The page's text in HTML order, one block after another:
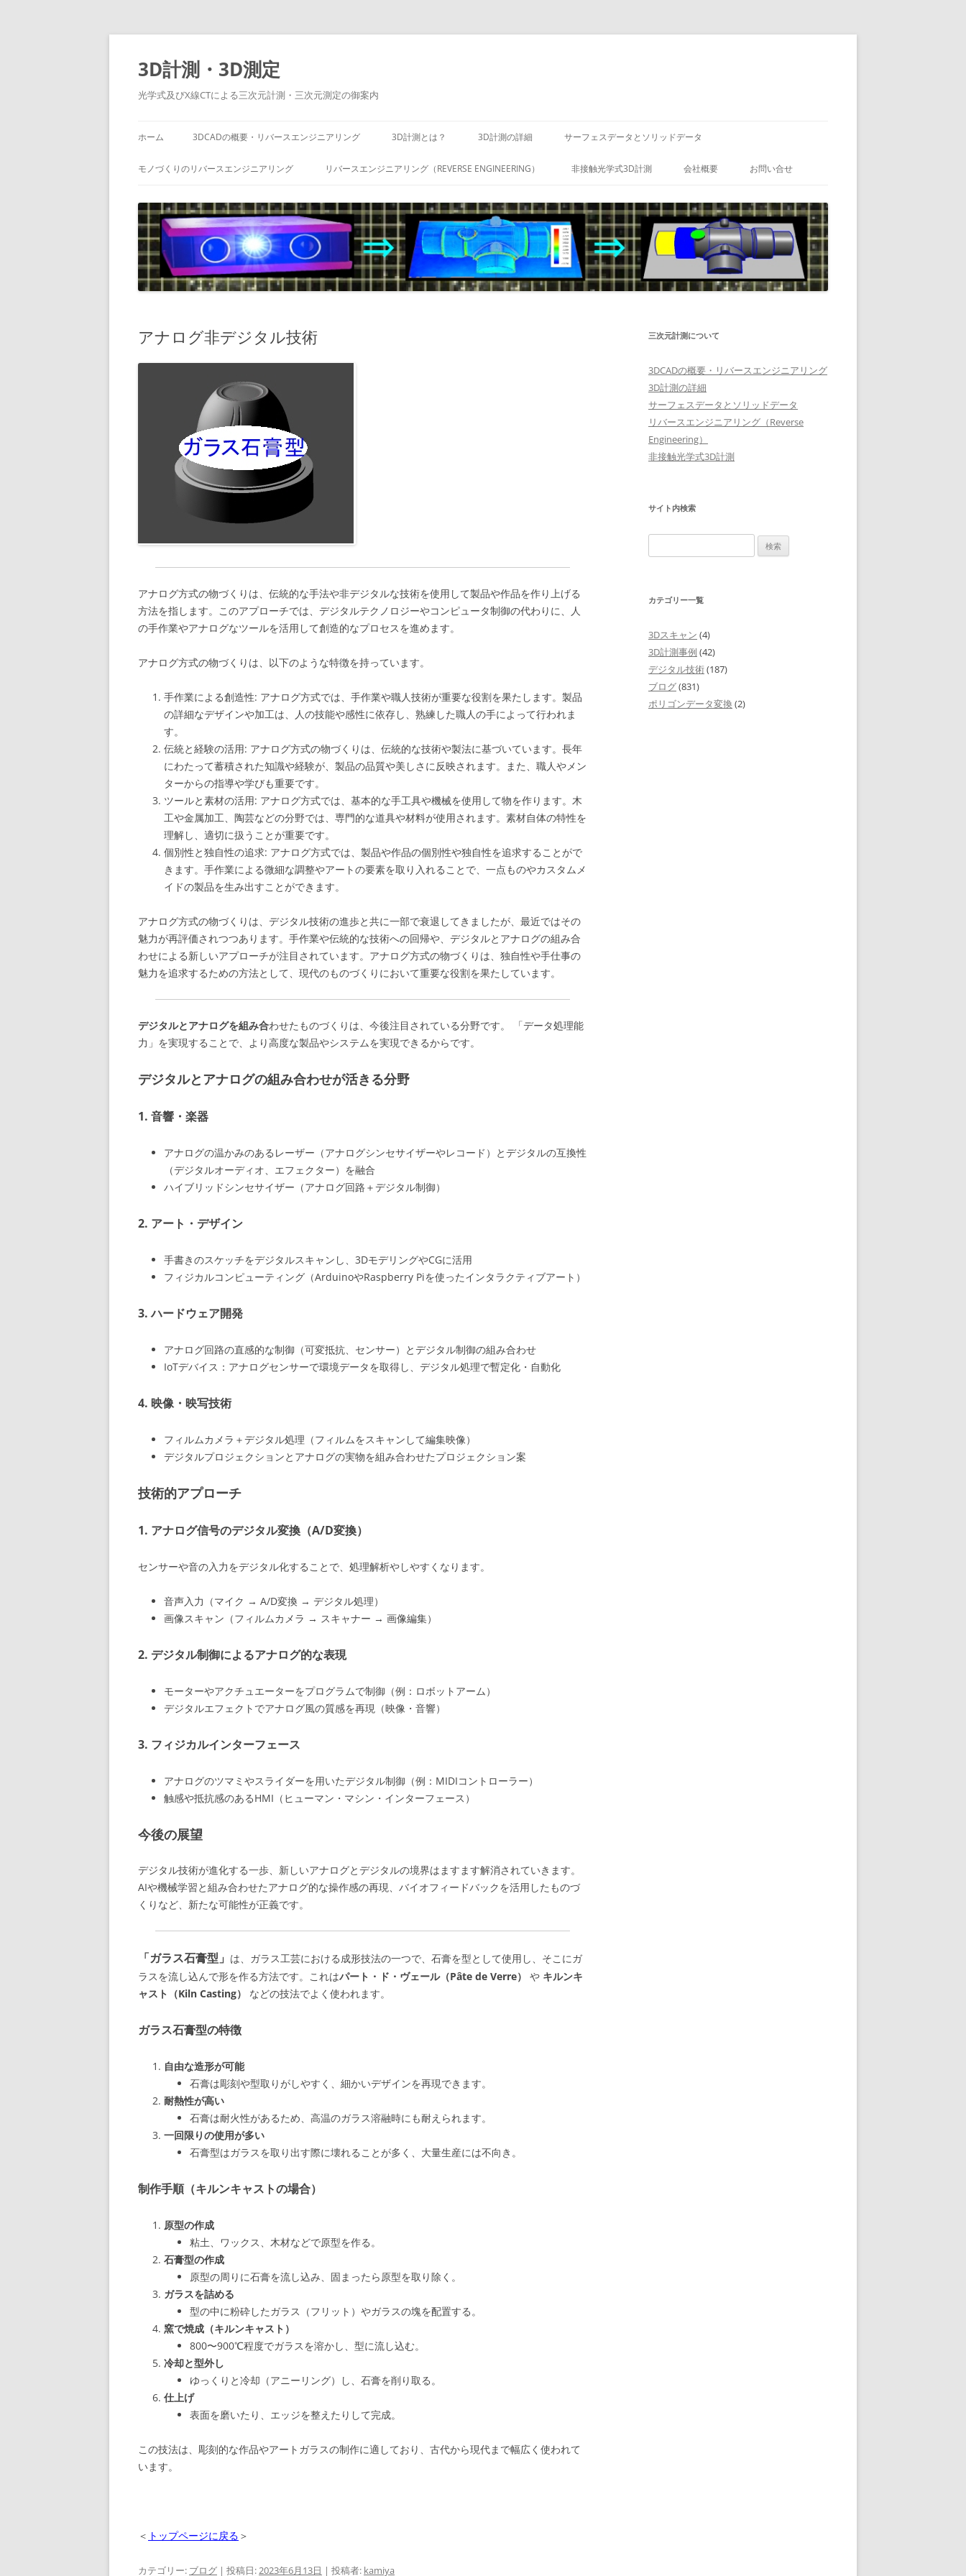
コ
ン
ツ
へ
ス
3D計測・3D測定
光学式及びX線CTによる三次元計測・三次元測定の御案内
ホーム 3DCADの概要・リバースエンジニアリング 3D計測とは？ 3D計測の詳細 サーフェスデータとソリッドデータ
モノづくりのリバースエンジニアリング リバースエンジニアリング（REVERSE ENGINEERING） 非接触光学式3D計測 会社概要 お問い合せ
アナログ非デジタル技術
アナログ方式の物づくりは、伝統的な手法や非デジタルな技術を使用して製品や作品を作り上げる
方法を指します。このアプローチでは、デジタルテクノロジーやコンピュータ制御の代わりに、人
の手作業やアナログなツールを活用して創造的なプロセスを進めます。
アナログ方式の物づくりは、以下のような特徴を持っています。
手作業による創造性: アナログ方式では、手作業や職人技術が重要な役割を果たします。製品
の詳細なデザインや加工は、人の技能や感性に依存し、熟練した職人の手によって行われま
す。
伝統と経験の活用: アナログ方式の物づくりは、伝統的な技術や製法に基づいています。長年
にわたって蓄積された知識や経験が、製品の品質や美しさに反映されます。また、職人やメン
ターからの指導や学びも重要です。
ツールと素材の活用: アナログ方式では、基本的な手工具や機械を使用して物を作ります。木
工や金属加工、陶芸などの分野では、専門的な道具や材料が使用されます。素材自体の特性を
理解し、適切に扱うことが重要です。
個別性と独自性の追求: アナログ方式では、製品や作品の個別性や独自性を追求することがで
きます。手作業による微細な調整やアートの要素を取り入れることで、一点ものやカスタムメ
イドの製品を生み出すことができます。
アナログ方式の物づくりは、デジタル技術の進歩と共に一部で衰退してきましたが、最近ではその
魅力が再評価されつつあります。手作業や伝統的な技術への回帰や、デジタルとアナログの組み合
わせによる新しいアプローチが注目されています。アナログ方式の物づくりは、独自性や手仕事の
魅力を追求するための方法として、現代のものづくりにおいて重要な役割を果たしています。
デジタルとアナログを組み合わせたものづくりは、今後注目されている分野です。 「データ処理能
力」を実現することで、より高度な製品やシステムを実現できるからです。
デジタルとアナログの組み合わせが活きる分野
1. 音響・楽器
アナログの温かみのあるレーザー（アナログシンセサイザーやレコード）とデジタルの互換性
（デジタルオーディオ、エフェクター）を融合
ハイブリッドシンセサイザー（アナログ回路＋デジタル制御）
2. アート・デザイン
手書きのスケッチをデジタルスキャンし、3DモデリングやCGに活用
フィジカルコンピューティング（ArduinoやRaspberry Piを使ったインタラクティブアート）
3. ハードウェア開発
アナログ回路の直感的な制御（可変抵抗、センサー）とデジタル制御の組み合わせ
IoTデバイス：アナログセンサーで環境データを取得し、デジタル処理で暫定化・自動化
4. 映像・映写技術
フィルムカメラ＋デジタル処理（フィルムをスキャンして編集映像）
デジタルプロジェクションとアナログの実物を組み合わせたプロジェクション案
技術的アプローチ
1. アナログ信号のデジタル変換（A/D変換）
センサーや音の入力をデジタル化することで、処理解析やしやすくなります。
音声入力（マイク → A/D変換 → デジタル処理）
画像スキャン（フィルムカメラ → スキャナー → 画像編集）
2. デジタル制御によるアナログ的な表現
モーターやアクチュエーターをプログラムで制御（例：ロボットアーム）
デジタルエフェクトでアナログ風の質感を再現（映像・音響）
3. フィジカルインターフェース
アナログのツマミやスライダーを用いたデジタル制御（例：MIDIコントローラー）
触感や抵抗感のあるHMI（ヒューマン・マシン・インターフェース）
今後の展望
デジタル技術が進化する一歩、新しいアナログとデジタルの境界はますます解消されていきます。
AIや機械学習と組み合わせたアナログ的な操作感の再現、バイオフィードバックを活用したものづ
くりなど、新たな可能性が正義です。
「ガラス石膏型」 は、ガラス工芸における成形技法の一つで、石膏を型として使用し、そこにガ
ラスを流し込んで形を作る方法です。これはパート・ド・ヴェール（Pâte de Verre） や キルンキ
ャスト（Kiln Casting）
などの技法でよく使われます。
ガラス石膏型の特徴
自由な造形が可能
石膏は彫刻や型取りがしやすく、細かいデザインを再現できます。
耐熱性が高い
石膏は耐火性があるため、高温のガラス溶融時にも耐えられます。
一回限りの使用が多い
石膏型はガラスを取り出す際に壊れることが多く、大量生産には不向き。
制作手順（キルンキャストの場合）
原型の作成
粘土、ワックス、木材などで原型を作る。
石膏型の作成
原型の周りに石膏を流し込み、固まったら原型を取り除く。
ガラスを詰める
型の中に粉砕したガラス（フリット）やガラスの塊を配置する。
窯で焼成（キルンキャスト）
800〜900℃程度でガラスを溶かし、型に流し込む。
冷却と型外し
ゆっくりと冷却（アニーリング）し、石膏を削り取る。
仕上げ
表面を磨いたり、エッジを整えたりして完成。
この技法は、彫刻的な作品やアートガラスの制作に適しており、古代から現代まで幅広く使われて
います。
＜ トップページに戻る ＞
カテゴリー: ブログ | 投稿日: 2023年6月13日 | 投稿者: kamiya
三次元計測について
3DCADの概要・リバースエンジニアリング
3D計測の詳細
サーフェスデータとソリッドデータ
リバースエンジニアリング（Reverse
Engineering）
非接触光学式3D計測
サイト内検索
索:
カテゴリー一覧
3Dスキャン (4)
3D計測事例 (42)
デジタル技術(187)
ブログ(831)
ポリゴンデータ変換 (2)